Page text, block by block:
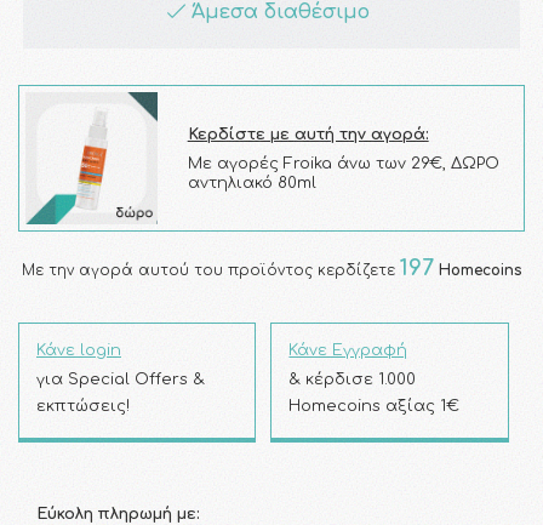
Άμεσα διαθέσιμο
Κερδίστε με αυτή την αγορά:
Με αγορές Froika άνω των 29€, ΔΩΡΟ
αντηλιακό 80ml
Με την αγορά αυτού του προϊόντος κερδίζετε 197 Homecoins
Κάνε login
για Special Offers &
εκπτώσεις!
Κάνε Εγγραφή
& κέρδισε 1.000
Homecoins αξίας 1€
Εύκολη πληρωμή με: